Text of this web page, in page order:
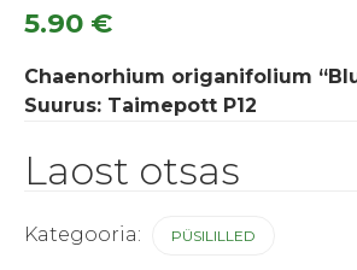
5.90 €
Chaenorhium origanifolium
Suurus: Taimepott P12
Laost otsas
Kategooria: PÜSILILLED